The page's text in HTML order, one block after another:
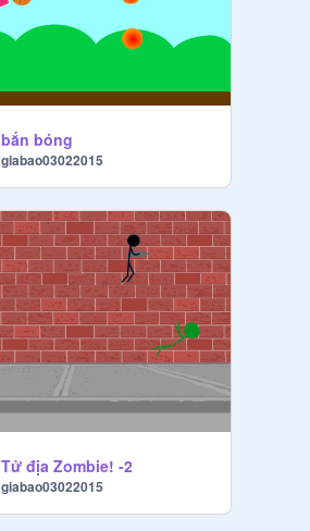
bắn bóng
giabao03022015
Tử địa Zombie! -2
giabao03022015